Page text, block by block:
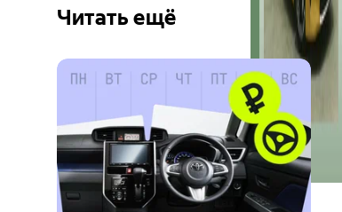
Читать ещё
Ещё 1